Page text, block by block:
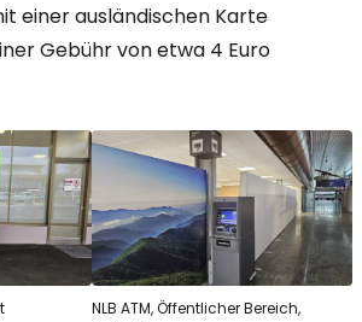
einer ausländischen Karte
Gebühr von etwa 4 Euro
NLB ATM, Öffentlicher Bereich,